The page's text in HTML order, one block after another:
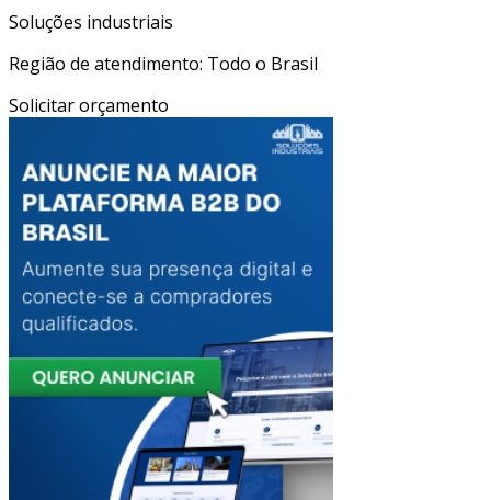
Soluções industriais
Região de atendimento: Todo o Brasil
Solicitar orçamento